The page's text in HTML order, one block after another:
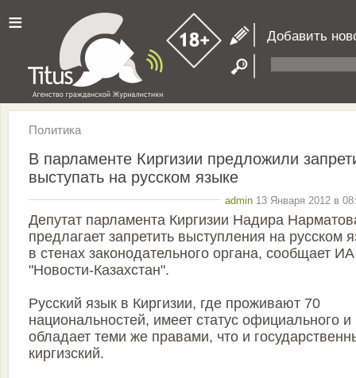
≡ Добавить
Политика
В парламенте Киргизии предложили
выступать на русском языке
admin 13 Января 2012 в
Депутат парламента Киргизии Надира
предлагает запретить выступления на русском
в стенах законодательного органа, сообщает ИА
"Новости-Казахстан".
Русский язык в Киргизии, где проживают 70
национальностей, имеет статус официального и
обладает теми же правами, что и
киргизский.